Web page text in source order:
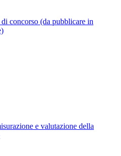
concorso (da pubblicare in
e valutazione della